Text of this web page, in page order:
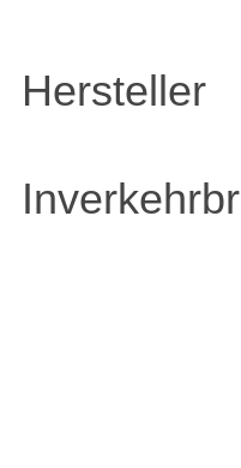
Hersteller